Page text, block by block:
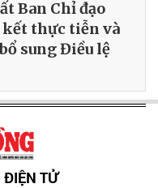
Ban Chỉ đạo
thực tiễn và
sung Điều lệ
ĐIỆN TỬ